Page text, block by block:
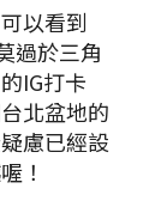
以看到
過於三角
IG打卡
北盆地的
慮已經設
！